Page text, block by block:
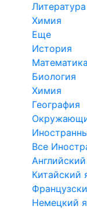
Литература
Химия
Еще
История
Математика
Биология
Химия
География
Все
Китайский
Немецкий